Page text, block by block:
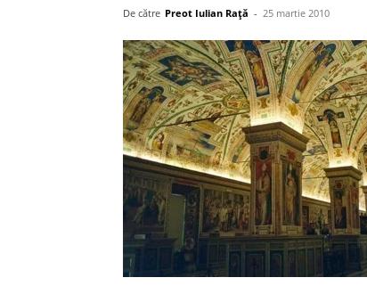
De către Preot Iulian Raţă - 25 martie 2010